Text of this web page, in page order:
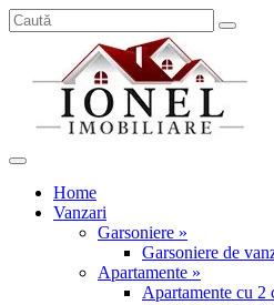
Home
Vanzari
Garsoniere »
Garsoniere de
Apartamente »
Apartamente cu 2